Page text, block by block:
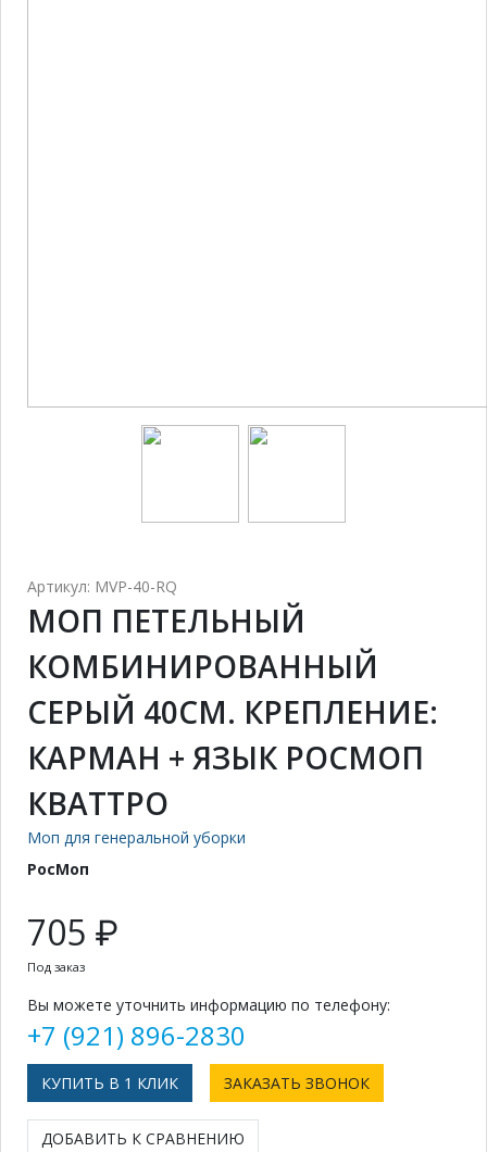
Артикул: MVP-40-RQ
МОП ПЕТЕЛЬНЫЙ
КОМБИНИРОВАННЫЙ
СЕРЫЙ 40СМ. КРЕПЛЕНИЕ:
КАРМАН + ЯЗЫК РОСМОП
КВАТТРО
Моп для генеральной уборки
РосМоп
705 ₽
Под заказ
Вы можете уточнить информацию по телефону:
+7 (921) 896-2830
КУПИТЬ В 1 КЛИК ЗАКАЗАТЬ ЗВОНОК
ДОБАВИТЬ К СРАВНЕНИЮ